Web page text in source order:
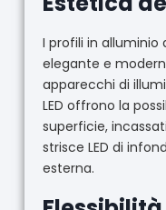
I profili in alluminio
elegante e
apparecchi di
LED offrono la
superficie,
strisce LED di
esterna.